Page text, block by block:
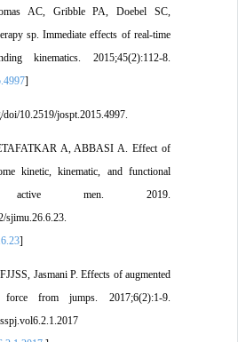
AC, Gribble PA, Doebel SC,
sp. Immediate effects of real-time
kinematics. 2015;45(2):112-8.
doi/10.2519/jospt.2015.4997.
LETAFATKAR A, ABBASI A. Effect of
kinetic, kinematic, and functional
men. 2019.
sjimu.26.6.23.
Jasmani P. Effects of augmented
force from jumps. 2017;6(2):1-9.
jsspj.vol6.2.1.2017